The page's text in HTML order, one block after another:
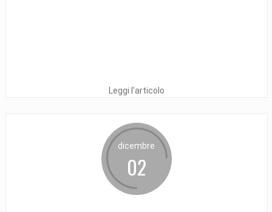
Leggi l'articolo
dicembre
02